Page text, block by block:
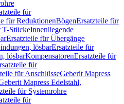
für
für ReduktionenBögenErsatzteile für
T-StückeInnenliegende
Ersatzteile für Übergänge
lösbarErsatzteile für
lösbarKompensatorenErsatzteile für
für
für AnschlüsseGeberit Mapress
Mapress Edelstahl,
für Systemrohre
für